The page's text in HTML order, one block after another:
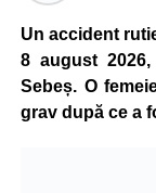
Ultimele
Un accident
8 august
Sebeș. O
grav după ce a